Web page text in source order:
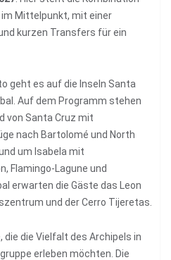
im Mittelpunkt, mit einer
kurzen Transfers für ein
geht es auf die Inseln Santa
Auf dem Programm stehen
von Santa Cruz mit
nach Bartolomé und North
um Isabela mit
Flamingo-Lagune und
erwarten die Gäste das Leon
und der Cerro Tijeretas.
die die Vielfalt des Archipels in
erleben möchten. Die